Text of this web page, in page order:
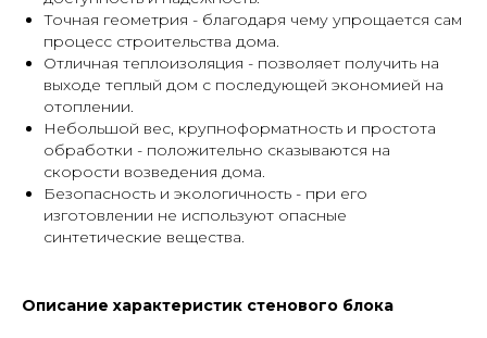
Точная геометрия - благодаря чему упрощается сам
процесс строительства дома.
Отличная теплоизоляция - позволяет получить на
выходе теплый дом с последующей экономией на
отоплении.
Небольшой вес, крупноформатность и простота
обработки - положительно сказываются на
скорости возведения дома.
Безопасность и экологичность - при его
изготовлении не используют опасные
синтетические вещества.
Описание характеристик стенового блока